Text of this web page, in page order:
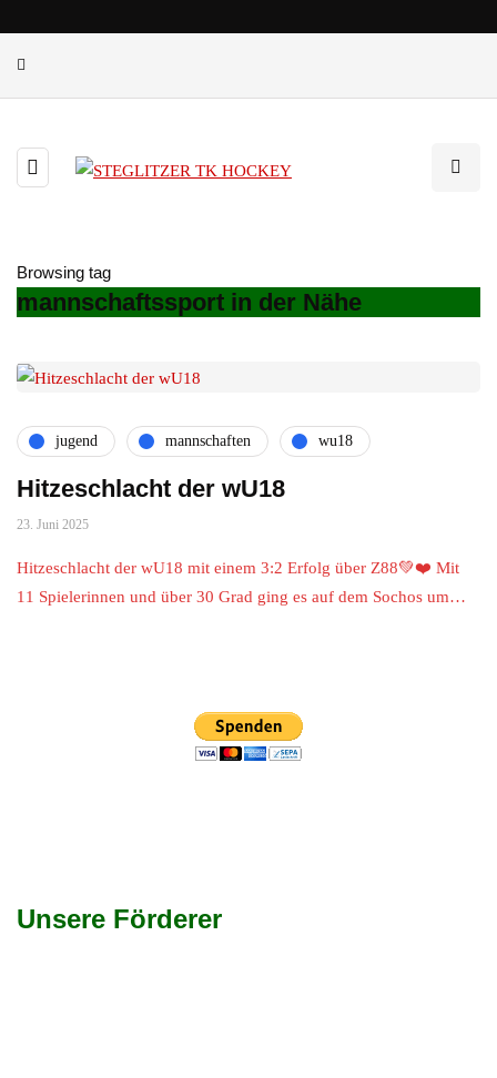
Browsing tag
mannschaftssport in der Nähe
jugend mannschaften wu18
Hitzeschlacht der wU18
23. Juni 2025
Hitzeschlacht der wU18 mit einem 3:2 Erfolg über Z88💚❤️ Mit
11 Spielerinnen und über 30 Grad ging es auf dem Sochos um…
Unsere Förderer